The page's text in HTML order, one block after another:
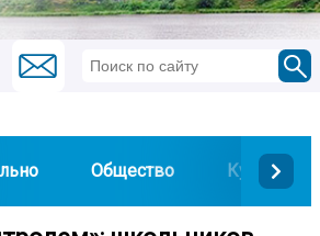
Общество Культура